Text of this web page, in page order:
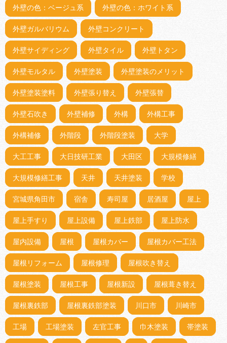
外壁の色：ベージュ系 外壁の色：ホワイト系
外壁ガルバリウム 外壁コンクリート
外壁サイディング 外壁タイル 外壁トタン
外壁モルタル 外壁塗装 外壁塗装のメリット
外壁塗装塗料 外壁張り替え 外壁張替
外壁石吹き 外壁補修 外構 外構工事
外構補修 外階段 外階段塗装 大学
大工工事 大日技研工業 大田区 大規模修繕
大規模修繕工事 天井 天井塗装 学校
宮城県角田市 宿舎 寿司屋 居酒屋 屋上
屋上手すり 屋上設備 屋上鉄部 屋上防水
屋内設備 屋根 屋根カバー 屋根カバー工法
屋根リフォーム 屋根修理 屋根吹き替え
屋根塗装 屋根工事 屋根新設 屋根葺き替え
屋根裏鉄部 屋根裏鉄部塗装 川口市 川崎市
工場 工場塗装 左官工事 巾木塗装 帯塗装